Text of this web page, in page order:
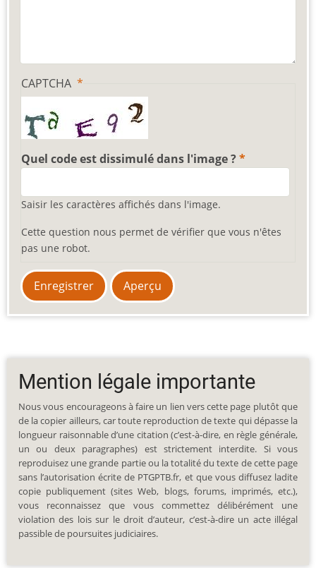
CAPTCHA
Quel code est dissimulé dans l'image ?
Saisir les caractères affichés dans l'image.
Cette question nous permet de vérifier que vous n'êtes
pas une robot.
Mention légale importante
Nous vous encourageons à faire un lien vers cette page plutôt que
de la copier ailleurs, car toute reproduction de texte qui dépasse la
longueur raisonnable d’une citation (c’est-à-dire, en règle générale,
un ou deux paragraphes) est strictement interdite. Si vous
reproduisez une grande partie ou la totalité du texte de cette page
sans l’autorisation écrite de PTGPTB.fr, et que vous diffusez ladite
copie publiquement (sites Web, blogs, forums, imprimés, etc.),
vous reconnaissez que vous commettez délibérément une
violation des lois sur le droit d’auteur, c’est-à-dire un acte illégal
passible de poursuites judiciaires.